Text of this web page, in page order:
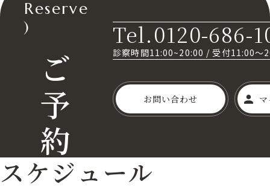
Reserve
)
ご
予
約
Tel.0120-686-
診察時間11:00~20:00 / 受付11:00～
お問い合わせ
スケジュール